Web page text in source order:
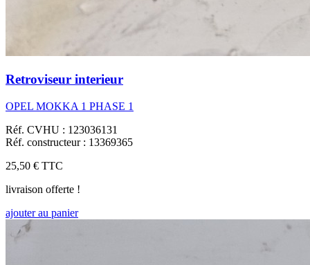
Retroviseur interieur
OPEL MOKKA 1 PHASE 1
Réf. CVHU : 123036131
Réf. constructeur : 13369365
25,50 € TTC
livraison offerte !
ajouter au panier